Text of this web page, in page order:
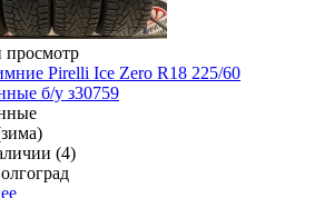
Pirelli Ice Zero R18 225/60
б/у з30759
(4)